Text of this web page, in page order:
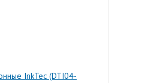
InkTec (DTI04-